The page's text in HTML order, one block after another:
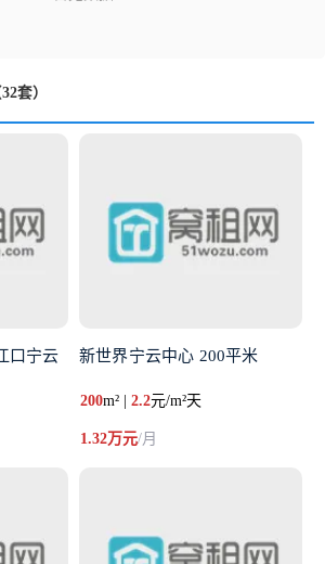
32套）
口宁云 新世界宁云中心 200平米
200m² |2.2元/m²天
1.32万元/月